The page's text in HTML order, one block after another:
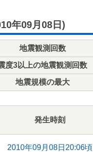
年09月08日)
地震観測回数
度3以上の地震観測回数
地震規模の最大
発生時刻
2010年09月08日20:06頃